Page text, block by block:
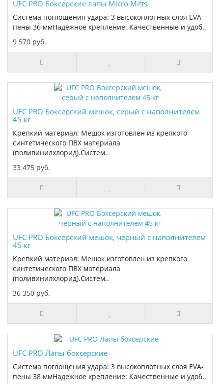
UFC PRO Боксерские лапы Micro Mitts
Система поглощения удара: 3 высокоплотных слоя EVA-
пены 36 ммНадежное крепление: Качественные и удоб..
9 570 руб.
UFC PRO Боксерский мешок, серый с наполнителем
45 кг
Крепкий материал: Мешок изготовлен из крепкого
синтетического ПВХ материала
(поливинилхлорид).Систем..
33 475 руб.
UFC PRO Боксерский мешок, черный с наполнителем
45 кг
Крепкий материал: Мешок изготовлен из крепкого
синтетического ПВХ материала
(поливинилхлорид).Систем..
36 350 руб.
UFC PRO Лапы боксерские
Система поглощения удара: 3 высокоплотных слоя EVA-
пены 38 ммНадежное крепление: Качественные и удоб..